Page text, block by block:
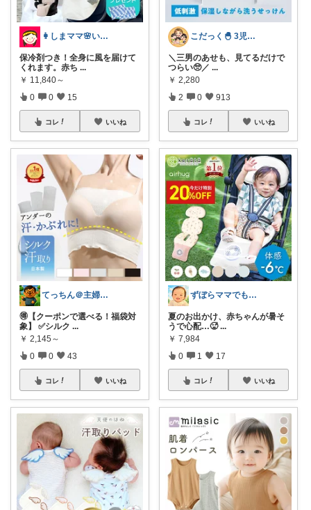
👩しまママ🌸いつも経由ありがとう♡
保冷剤つき！全身に風を届けて
くれます。赤ち ...
￥ 11,840～
0 0 15
コレ いいね
てっちん＠主婦ラクグッズ中心✨
🉐【クーポンで選べる！福袋対
象】 ✅シルク ...
￥ 2,145～
0 0 43
コレ いいね
こだっく🐣 3児のママ
＼三男のあせも、見てるだけで
つらい🥺／ ...
￥ 2,280
2 0 913
コレ いいね
ずぼらママでもかわいくご機嫌ROOM
夏のお出かけ、赤ちゃんが暑そ
うで心配…🥵...
￥ 7,984
0 1 17
コレ いいね